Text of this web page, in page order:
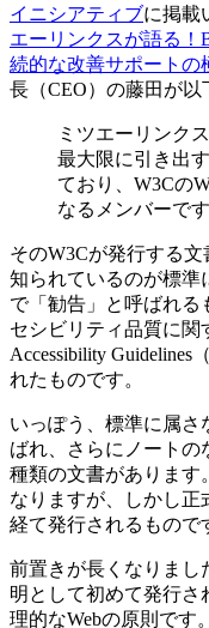
イニシアティブに掲載
エーリンクスが語る！
続的な改善サポートの
長（CEO）の藤田が以
ミツエーリンク
最大限に引き出
ており、W3Cの
なるメンバーです
そのW3Cが発行する文
知られているのが標準
で「勧告」と呼ばれる
セシビリティ品質に関
Accessibility
れたものです。
いっぽう、標準に属さ
ばれ、さらにノートの
種類の文書があります
なりますが、しかし正
経て発行されるもので
前置きが長くなりまし
明として初めて発行さ
理的なWebの原則です。